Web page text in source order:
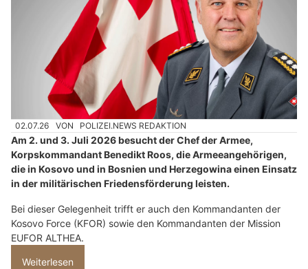
02.07.26 VON POLIZEI.NEWS REDAKTION
Am 2. und 3. Juli 2026 besucht der Chef der Armee,
Korpskommandant Benedikt Roos, die Armeeangehörigen,
die in Kosovo und in Bosnien und Herzegowina einen Einsatz
in der militärischen Friedensförderung leisten.
Bei dieser Gelegenheit trifft er auch den Kommandanten der
Kosovo Force (KFOR) sowie den Kommandanten der Mission
EUFOR ALTHEA.
Weiterlesen